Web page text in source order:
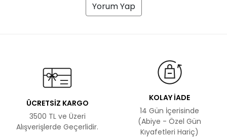
Yorum Yap
ÜCRETSİZ KARGO
3500 TL ve Üzeri
Alışverişlerde Geçerlidir.
KOLAY İADE
14 Gün İçerisinde
(Abiye - Özel Gün
Kıyafetleri Hariç)